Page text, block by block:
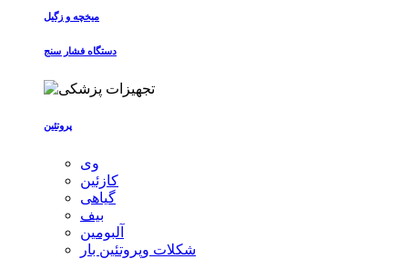
میخچه و زگیل
دستگاه فشار سنج
پروتئین
وی
کازئین
گیاهی
بیف
آلبومین
شکلات وپروتئین بار